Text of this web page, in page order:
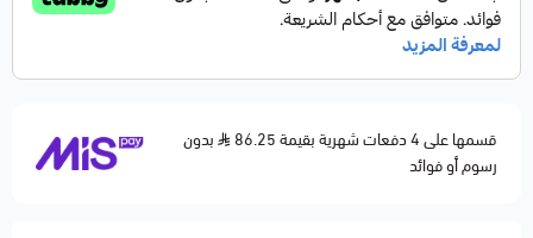
قسمها على 4 دفعات شهرية بقيمة 86.25
بدون
رسوم أو فوائد